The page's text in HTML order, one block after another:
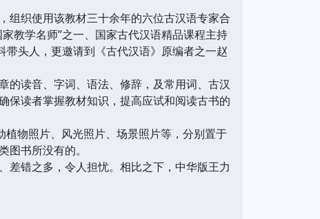
织使用该教材三十余年的六位古汉语专家合
教学名师”之一、国家古代汉语精品课程主持
带头人，更邀请到《古代汉语》原编者之一赵
读音、字词、语法、修辞，及常用词、古汉
保读者掌握教材知识，提高应试和阅读古书的
物照片、风光照片、场景照片等，分别置于
书所没有的。
错之多，令人担忧。相比之下，中华版王力